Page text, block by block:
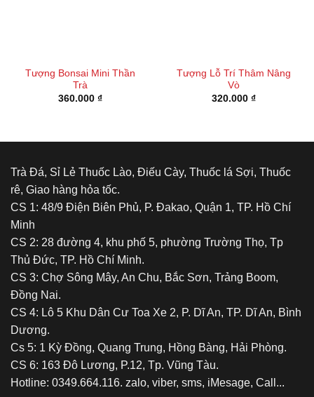
Tượng Bonsai Mini Thần
Trà
360.000 ₫
Tượng Lỗ Trí Thâm Nâng
Vò
320.000 ₫
Trà Đá, Sỉ Lẻ Thuốc Lào, Điếu Cày, Thuốc lá Sợi, Thuốc
rê, Giao hàng hỏa tốc.
CS 1: 48/9 Điện Biên Phủ, P. Đakao, Quận 1, TP. Hồ Chí
Minh
CS 2: 28 đường 4, khu phố 5, phường Trường Thọ, Tp
Thủ Đức, TP. Hồ Chí Minh.
CS 3: Chợ Sông Mây, An Chu, Bắc Sơn, Trảng Boom,
Đồng Nai.
CS 4: Lô 5 Khu Dân Cư Toa Xe 2, P. Dĩ An, TP. Dĩ An, Bình
Dương.
Cs 5: 1 Kỳ Đồng, Quang Trung, Hồng Bàng, Hải Phòng.
CS 6: 163 Đô Lương, P.12, Tp. Vũng Tàu.
Hotline: 0349.664.116. zalo, viber, sms, iMesage, Call...